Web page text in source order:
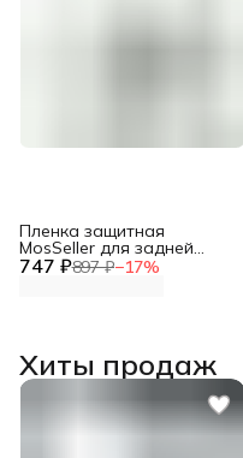
747 ₽897 ₽−17%
Пленка защитная
MosSeller для задней
панели для Xiaomi 15
Хиты продаж